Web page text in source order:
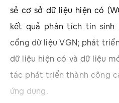
sẻ cơ sở dữ liệu hiện có
kết quả phân tích tin sinh
cổng dữ liệu VGN; phát
dữ liệu hiện có và dữ liệu
tác phát triển thành công
ứng dụng.